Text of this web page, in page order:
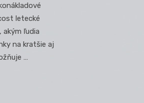
letecké
ľudia
na kratšie aj
…